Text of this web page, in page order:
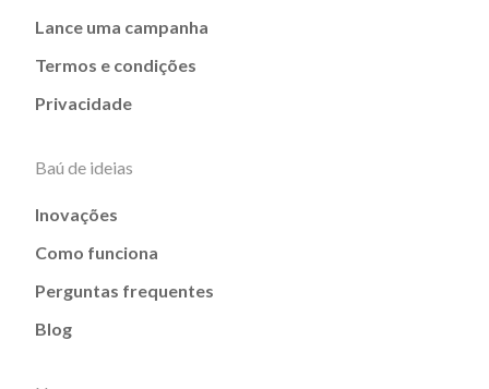
Lance uma campanha
Termos e condições
Privacidade
Baú de ideias
Inovações
Como funciona
Perguntas frequentes
Blog